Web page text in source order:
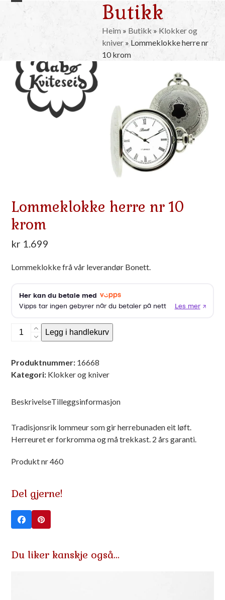
Skip
Open
menu
Close
menu
Butikk
Heim » Butikk» Klokker og
kniver» Lommeklokke herre nr
10 krom
Lommeklokke herre nr 10
krom
kr 1.699
Lommeklokke frå vår leverandør Bonett.
Lommeklokke
10
krom
Legg i handlekurv
Produktnummer: 16668
Kategori: Klokker og kniver
BeskrivelseTilleggsinformasjon
Tradisjonsrik lommeur som gir herrebunaden eit løft.
Herreuret er forkromma og må trekkast. 2 års garanti.
Produkt nr 460
Del gjerne!
Du liker kanskje også…